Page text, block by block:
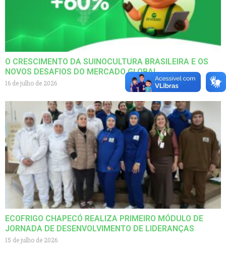
O CRESCIMENTO DA SUINOCULTURA BRASILEIRA E OS
NOVOS DESAFIOS DO MERCADO GLOBAL
16 de julho de 2026
ECOFRIGO CHAPECÓ REALIZA PRIMEIRO MÓDULO DE
JORNADA DE DESENVOLVIMENTO DE LIDERANÇAS
15 de julho de 2026